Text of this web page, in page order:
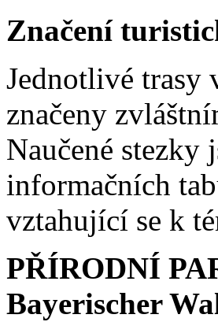
Značení
Jednotlivé trasy
značeny
Naučené stezky
informačních
vztahující se k
PŘÍRODNÍ
Bayerischer